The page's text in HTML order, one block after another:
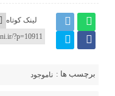
لینک کوتاه
برچسب ها : ناموجود